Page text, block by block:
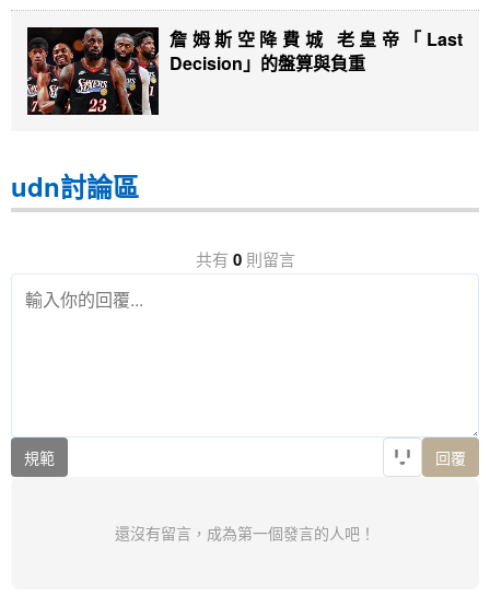
詹姆斯空降費城 老皇帝「Last
Decision」的盤算與負重
udn討論區
共有 0則留言
規範 回覆
還沒有留言，成為第一個發言的人吧！